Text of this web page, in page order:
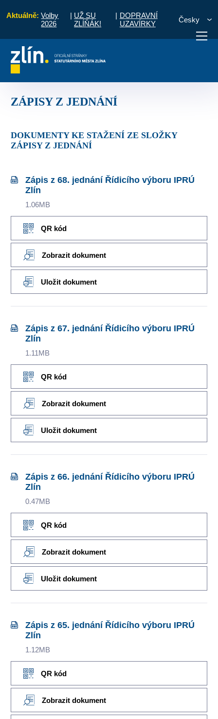
Aktuálně: Volby
2026
| UŽ SU
ZLÍŇÁK!
| DOPRAVNÍ
UZAVÍRKY
Česky
vyřídit Potřebuji zaplatit
ZÁPISY Z JEDNÁNÍ
DOKUMENTY KE STAŽENÍ ZE SLOŽKY
ZÁPISY Z JEDNÁNÍ
Zápis z 68. jednání Řídicího výboru IPRÚ
Zlín
1.06MB
QR kód
Zobrazit dokument
Uložit dokument
Zápis z 67. jednání Řídicího výboru IPRÚ
Zlín
1.11MB
QR kód
Zobrazit dokument
Uložit dokument
Zápis z 66. jednání Řídicího výboru IPRÚ
Zlín
0.47MB
QR kód
Zobrazit dokument
Uložit dokument
Zápis z 65. jednání Řídicího výboru IPRÚ
Zlín
1.12MB
QR kód
Zobrazit dokument